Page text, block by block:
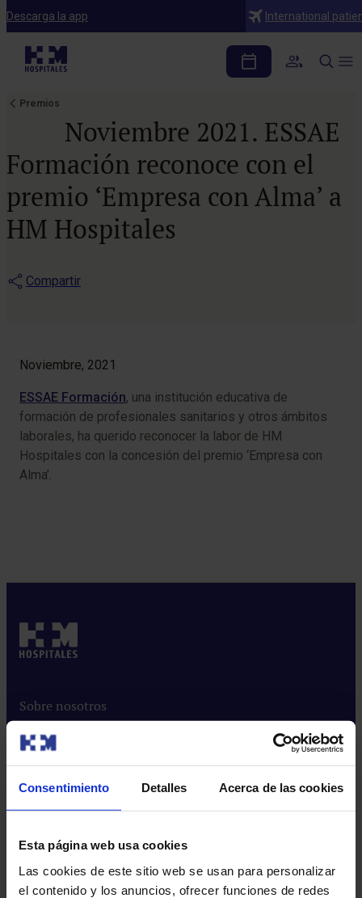
Consentimiento Detalles Acerca de las cookies
Esta página web usa cookies
Las cookies de este sitio web se usan para personalizar
el contenido y los anuncios, ofrecer funciones de redes
Descarga la app International
Premios
Noviembre 2021. ESSAE
Formación reconoce con el
premio ‘Empresa con Alma’ a
HM Hospitales
Compartir
Noviembre, 2021
ESSAE Formación, una institución educativa de
formación de profesionales sanitarios y otros ámbitos
laborales, ha querido reconocer la labor de HM
Hospitales con la concesión del premio ‘Empresa con
Alma’.
Sobre nosotros
Quiénes somos​
Más HM Hospitales